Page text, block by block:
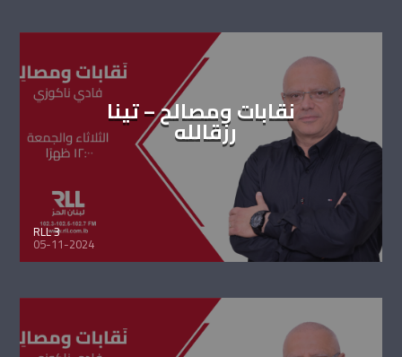
نقابات ومصالح – تينا
رزقالله
RLL 3
05-11-2024